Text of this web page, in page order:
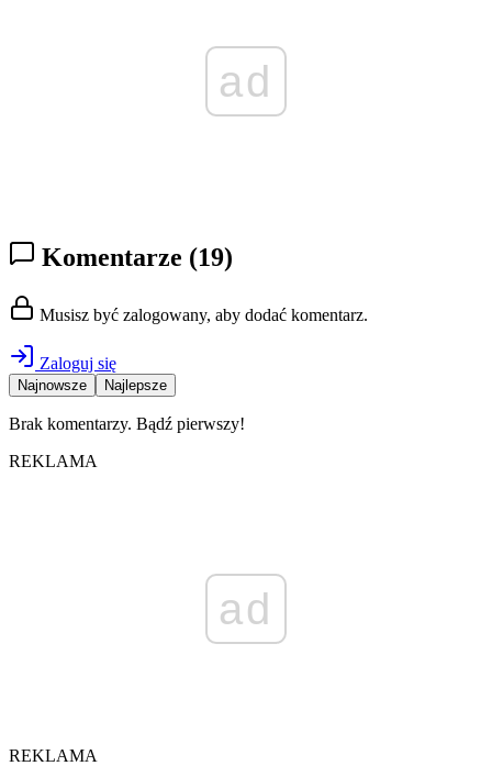
ad
Komentarze (19)
Musisz być zalogowany, aby dodać komentarz.
Zaloguj się
Najnowsze Najlepsze
Brak komentarzy. Bądź pierwszy!
REKLAMA
ad
REKLAMA